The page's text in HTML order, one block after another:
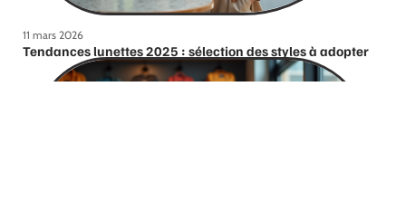
11 mars 2026
Tendances lunettes 2025 : sélection des styles à adopter